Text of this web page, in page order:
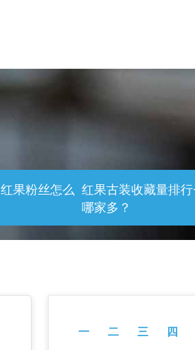
classes/common.class.php
红果粉丝怎么 红果古装收藏量排
哪家多？
一 二 三 四